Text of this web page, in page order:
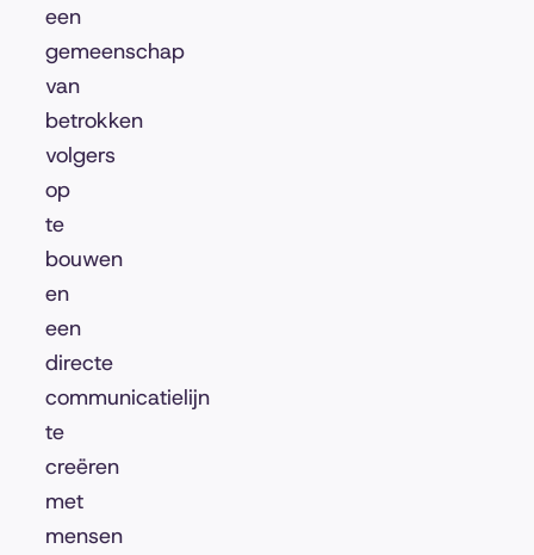
een
gemeenschap
van
betrokken
volgers
op
te
bouwen
en
een
directe
communicatielijn
te
creëren
met
mensen